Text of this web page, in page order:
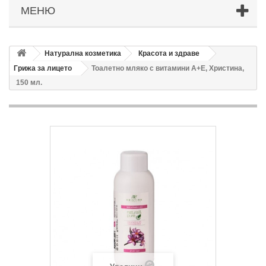
МЕНЮ
Натурална козметика
Красота и здраве
Грижа за лицето
Тоалетно мляко с витамини А+Е, Христина,
150 мл.